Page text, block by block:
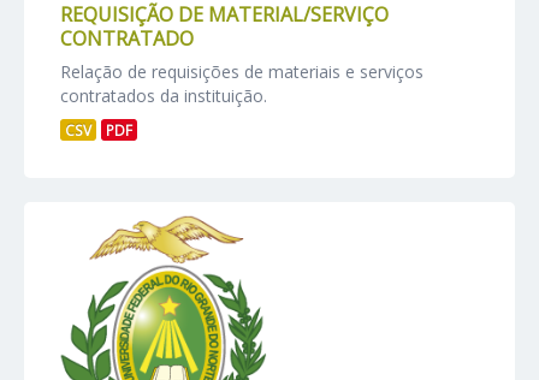
REQUISIÇÃO DE MATERIAL/SERVIÇO
CONTRATADO
Relação de requisições de materiais e serviços
contratados da instituição.
CSV PDF